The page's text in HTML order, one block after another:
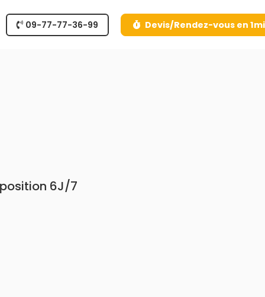
09-77-77-36-99 Devis/Rendez-vous en
6J/7